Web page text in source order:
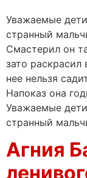
Уважаемые
странный
Смастерил он
зато раскрасил
нее нельзя
Напоказ она
Уважаемые
странный
Агния